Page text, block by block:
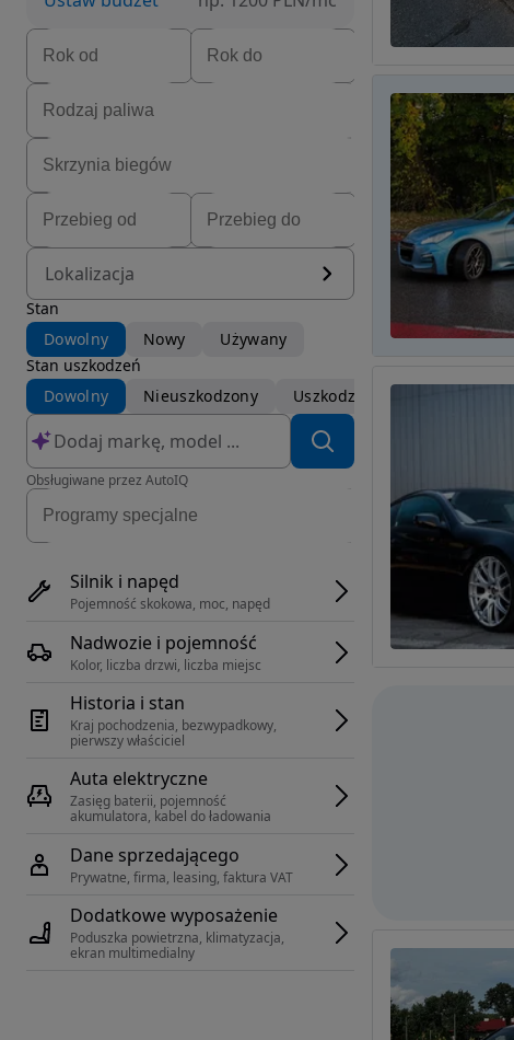
Lokalizacja
Stan
Dowolny
Nowy
Używany
Stan uszkodzeń
Dowolny
Nieuszkodzony Uszkodzony
Obsługiwane przez AutoIQ
Silnik i napęd
Pojemność skokowa, moc, napęd
Nadwozie i pojemność
Kolor, liczba drzwi, liczba miejsc
Historia i stan
Kraj pochodzenia, bezwypadkowy,
pierwszy właściciel
Auta elektryczne
Zasięg baterii, pojemność
akumulatora, kabel do ładowania
Dane sprzedającego
Prywatne, firma, leasing, faktura VAT
Dodatkowe wyposażenie
Poduszka powietrzna, klimatyzacja,
ekran multimedialny